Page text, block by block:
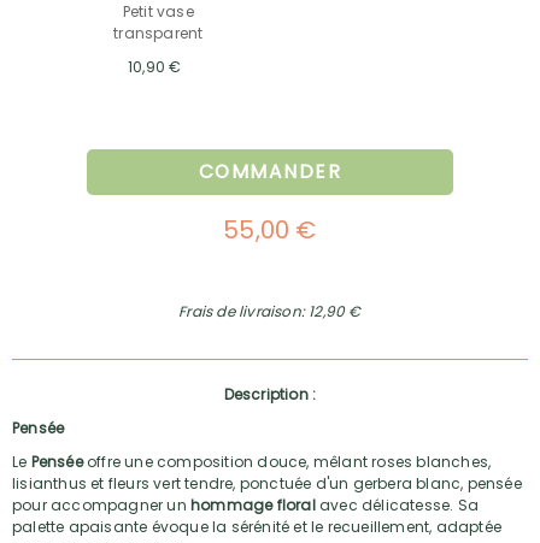
Petit vase
transparent
10,90 €
COMMANDER
55,00 €
Frais de livraison: 12,90 €
Description :
Pensée
Le Penséeoffre une composition douce, mêlant roses blanches,
lisianthus et fleurs vert tendre, ponctuée d'un gerbera blanc, pensée
pour accompagner un hommage floralavec délicatesse. Sa
palette apaisante évoque la sérénité et le recueillement, adaptée